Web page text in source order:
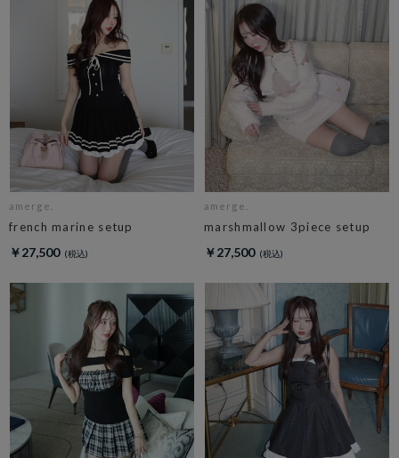
amerge.
french marine setup
￥27,500
amerge.
marshmallow 3piece setup
￥27,500